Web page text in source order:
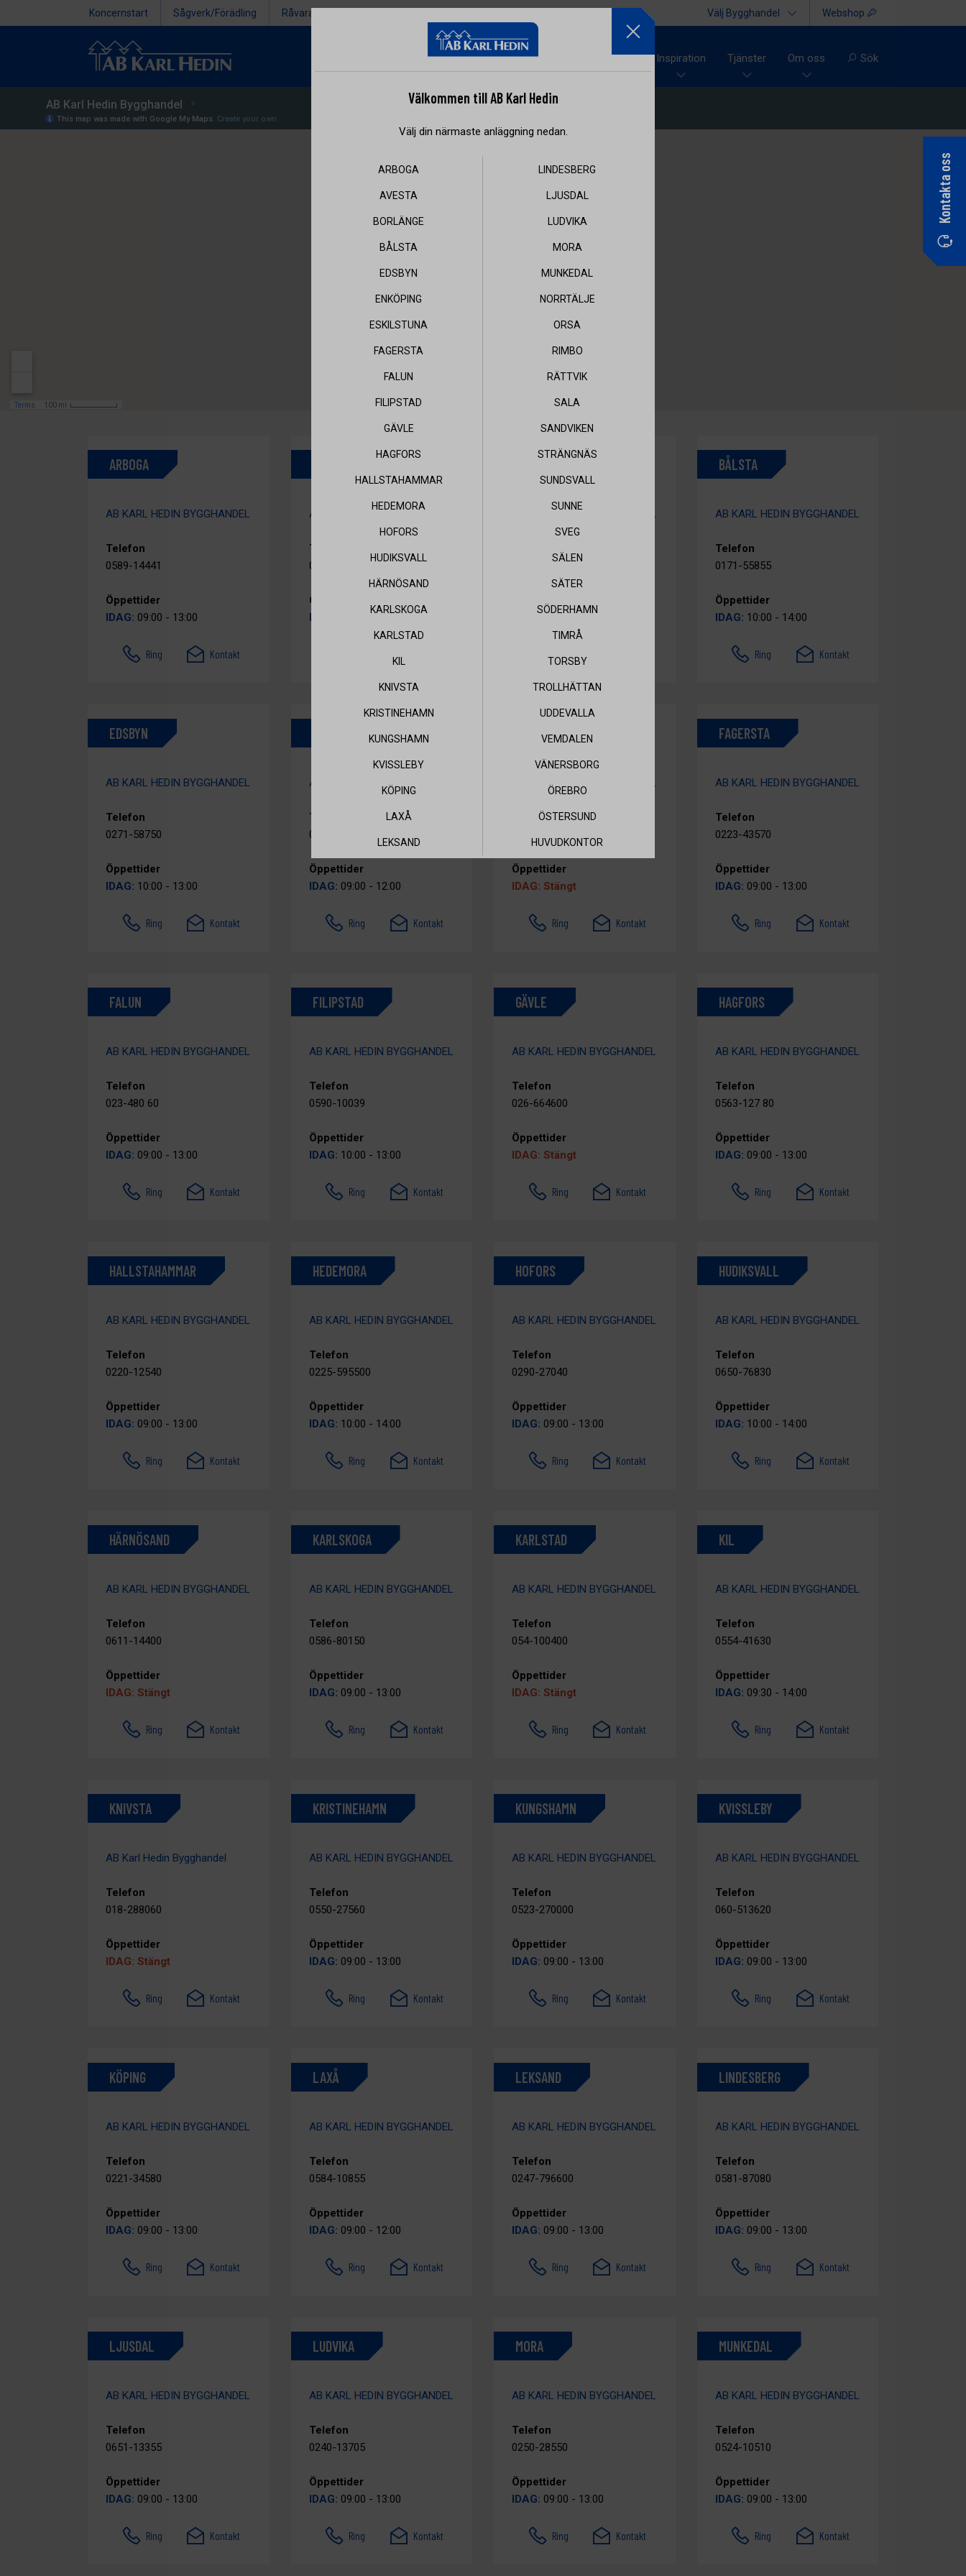
Koncernstart Sågverk/Förädling Råvara/Skog Välj Bygghandel Webshop
Produkter Kampanjer Inspiration Tjänster Om oss Sök
Kontakta oss
ARBOGA
AB KARL HEDIN BYGGHANDEL
Telefon
0589-14441
Öppettider
IDAG: 09:00 - 13:00
Ring Kontakt
AB KARL HEDIN BYGGHANDEL
Telefon
0226-86480
Öppettider
IDAG:
09:00 - 13:00
AB KARL HEDIN BYGGHANDEL
0243-213090
IDAG:09:00 - 13:00
Ring
BÅLSTA
AB KARL HEDIN BYGGHANDEL
Telefon
0171-55855
Öppettider
IDAG: 10:00 - 14:00
Ring Kontakt
EDSBYN
AB KARL HEDIN BYGGHANDEL
Telefon
0271-58750
Öppettider
IDAG: 10:00 - 13:00
Ring Kontakt
AB KARL HEDIN BYGGHANDEL
Telefon
0171-27570
Öppettider
IDAG: 09:00 - 12:00
Ring Kontakt
ESKILSTUNA
AB KARL HEDIN BYGGHANDEL
Telefon
Öppettider
IDAG: Stängt
Ring Kontakt
FAGERSTA
AB KARL HEDIN BYGGHANDEL
Telefon
0223-43570
Öppettider
IDAG: 09:00 - 13:00
Ring Kontakt
FALUN
AB KARL HEDIN BYGGHANDEL
Telefon
023-480 60
Öppettider
IDAG: 09:00 - 13:00
Ring Kontakt
FILIPSTAD
AB KARL HEDIN BYGGHANDEL
Telefon
0590-10039
Öppettider
IDAG: 10:00 - 13:00
Ring Kontakt
GÄVLE
AB KARL HEDIN BYGGHANDEL
Telefon
026-664600
Öppettider
IDAG: Stängt
Ring Kontakt
HAGFORS
AB KARL HEDIN BYGGHANDEL
Telefon
0563-127 80
Öppettider
IDAG: 09:00 - 13:00
Ring Kontakt
HALLSTAHAMMAR
AB KARL HEDIN BYGGHANDEL
Telefon
0220-12540
Öppettider
IDAG: 09:00 - 13:00
Ring Kontakt
HEDEMORA
AB KARL HEDIN BYGGHANDEL
Telefon
0225-595500
Öppettider
IDAG: 10:00 - 14:00
Ring Kontakt
HOFORS
AB KARL HEDIN BYGGHANDEL
Telefon
0290-27040
Öppettider
IDAG: 09:00 - 13:00
Ring Kontakt
HUDIKSVALL
AB KARL HEDIN BYGGHANDEL
Telefon
0650-76830
Öppettider
IDAG: 10:00 - 14:00
Ring Kontakt
HÄRNÖSAND
AB KARL HEDIN BYGGHANDEL
Telefon
0611-14400
Öppettider
IDAG: Stängt
Ring Kontakt
KARLSKOGA
AB KARL HEDIN BYGGHANDEL
Telefon
0586-80150
Öppettider
IDAG: 09:00 - 13:00
Ring Kontakt
KARLSTAD
AB KARL HEDIN BYGGHANDEL
Telefon
054-100400
Öppettider
IDAG: Stängt
Ring Kontakt
KIL
AB KARL HEDIN BYGGHANDEL
Telefon
0554-41630
Öppettider
IDAG: 09:30 - 14:00
Ring Kontakt
KNIVSTA
AB Karl Hedin Bygghandel
Telefon
018-288060
Öppettider
IDAG: Stängt
Ring Kontakt
KRISTINEHAMN
AB KARL HEDIN BYGGHANDEL
Telefon
0550-27560
Öppettider
IDAG: 09:00 - 13:00
Ring Kontakt
KUNGSHAMN
AB KARL HEDIN BYGGHANDEL
Telefon
0523-270000
Öppettider
IDAG: 09:00 - 13:00
Ring Kontakt
KVISSLEBY
AB KARL HEDIN BYGGHANDEL
Telefon
060-513620
Öppettider
IDAG: 09:00 - 13:00
Ring Kontakt
KÖPING
AB KARL HEDIN BYGGHANDEL
Telefon
0221-34580
Öppettider
IDAG: 09:00 - 13:00
Ring Kontakt
LAXÅ
AB KARL HEDIN BYGGHANDEL
Telefon
0584-10855
Öppettider
IDAG: 09:00 - 12:00
Ring Kontakt
LEKSAND
AB KARL HEDIN BYGGHANDEL
Telefon
0247-796600
Öppettider
IDAG: 09:00 - 13:00
Ring Kontakt
LINDESBERG
AB KARL HEDIN BYGGHANDEL
Telefon
0581-87080
Öppettider
IDAG: 09:00 - 13:00
Ring Kontakt
LJUSDAL
AB KARL HEDIN BYGGHANDEL
Telefon
0651-13355
Öppettider
IDAG: 09:00 - 13:00
Ring Kontakt
LUDVIKA
AB KARL HEDIN BYGGHANDEL
Telefon
0240-13705
Öppettider
IDAG: 09:00 - 13:00
Ring Kontakt
MORA
AB KARL HEDIN BYGGHANDEL
Telefon
0250-28550
Öppettider
IDAG: 09:00 - 13:00
Ring Kontakt
MUNKEDAL
AB KARL HEDIN BYGGHANDEL
Telefon
0524-10510
Öppettider
IDAG: 09:00 - 13:00
Ring Kontakt
Välkommen till AB Karl Hedin
Välj din närmaste anläggning nedan.
ARBOGA
AVESTA
BORLÄNGE
BÅLSTA
EDSBYN
ENKÖPING
ESKILSTUNA
FAGERSTA
FALUN
FILIPSTAD
GÄVLE
HAGFORS
HALLSTAHAMMAR
HEDEMORA
HOFORS
HUDIKSVALL
HÄRNÖSAND
KARLSKOGA
KARLSTAD
KIL
KNIVSTA
KRISTINEHAMN
KUNGSHAMN
KVISSLEBY
KÖPING
LAXÅ
LEKSAND
LINDESBERG
LJUSDAL
LUDVIKA
MORA
MUNKEDAL
NORRTÄLJE
ORSA
RIMBO
RÄTTVIK
SALA
SANDVIKEN
STRÄNGNÄS
SUNDSVALL
SUNNE
SVEG
SÄLEN
SÄTER
SÖDERHAMN
TIMRÅ
TORSBY
TROLLHÄTTAN
UDDEVALLA
VEMDALEN
VÄNERSBORG
ÖREBRO
ÖSTERSUND
HUVUDKONTOR